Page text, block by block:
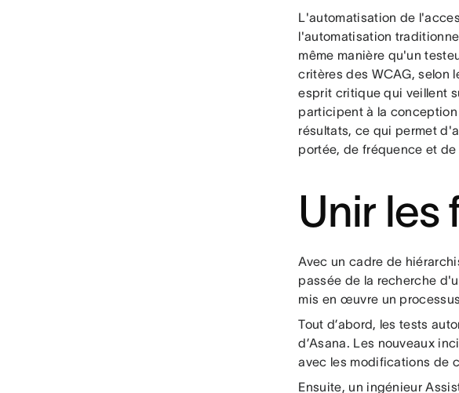
L'automatisation de
l'automatisation
même manière qu'un
critères des WCAG, selon
esprit critique qui veillent
participent à la
résultats, ce qui permet
portée, de fréquence et
Unir les
Avec un cadre de
passée de la recherche
mis en œuvre un
Tout d’abord, les tests
d’Asana. Les nouveaux
avec les modifications de
Ensuite, un ingénieur